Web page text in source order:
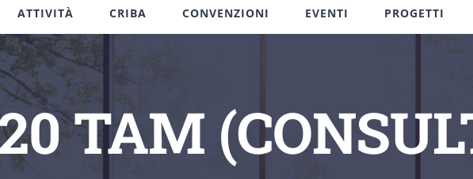
ATTIVITÀ CRIBA CONVENZIONI EVENTI PROGETTI
TAM